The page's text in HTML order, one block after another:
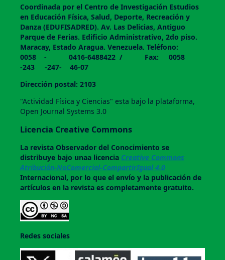
Coordinada por el Centro de Investigación Estudios
en Educación Física, Salud, Deporte, Recreación y
Danza (EDUFISADRED). Av. Las Delicias, Antiguo
Parque de Ferias. Edificio Administrativo, 2do piso.
Maracay, Estado Aragua. Venezuela. Teléfono:
0058 - 0416-6488422 / Fax: 0058
-243 -247- 46-07
Dirección postal: 2103
"Actividad Física y Ciencias" esta bajo la plataforma,
Open Journal Systems 3.0
Licencia Creative Commons
La revistaObservador del Conocimiento se
distribuye bajo unaa licencia Creative Commons
Atribución-NoComercial-CompartirIgual 4.0
Internacional, por lo que el envío y la publicación de
artículos en la revista es completamente gratuito.
Redes sociales